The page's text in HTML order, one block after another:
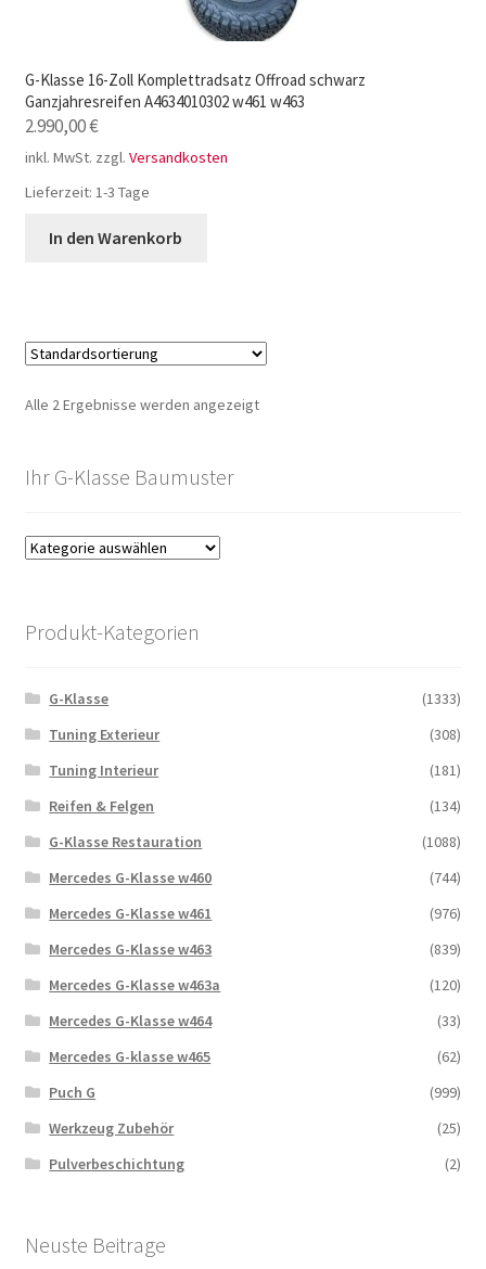
G-Klasse 16-Zoll Komplettradsatz Offroad schwarz
Ganzjahresreifen A4634010302 w461 w463
2.990,00€
inkl. MwSt. zzgl. Versandkosten
Lieferzeit: 1-3 Tage
In den Warenkorb
Alle 2 Ergebnisse werden angezeigt
Ihr G-Klasse Baumuster
Produkt-Kategorien
G-Klasse
(1333)
Tuning Exterieur
(308)
Tuning Interieur
(181)
Reifen & Felgen
(134)
G-Klasse Restauration
(1088)
Mercedes G-Klasse w460
(744)
Mercedes G-Klasse w461
(976)
Mercedes G-Klasse w463
(839)
Mercedes G-Klasse w463a
(120)
Mercedes G-Klasse w464
(33)
Mercedes G-klasse w465
(62)
Puch G
(999)
Werkzeug Zubehör
(25)
Pulverbeschichtung
(2)
Neuste Beitrage